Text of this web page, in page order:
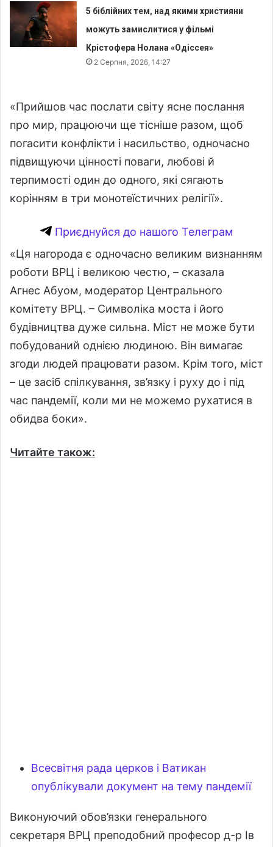
5 біблійних тем, над якими християни
можуть замислитися у фільмі
Крістофера Нолана «Одіссея»
2 Серпня, 2026, 14:27
«Прийшов час послати світу ясне послання
про мир, працюючи ще тісніше разом, щоб
погасити конфлікти і насильство, одночасно
підвищуючи цінності поваги, любові й
терпимості один до одного, які сягають
корінням в три монотеїстичних релігії».
Приєднуйся до нашого Телеграм
«Ця нагорода є одночасно великим визнанням
роботи ВРЦ і великою честю, – сказала
Агнес Абуом, модератор Центрального
комітету ВРЦ. – Символіка моста і його
будівництва дуже сильна. Міст не може бути
побудований однією людиною. Він вимагає
згоди людей працювати разом. Крім того, міст
– це засіб спілкування, зв’язку і руху до і під
час пандемії, коли ми не можемо рухатися в
обидва боки».
Читайте також:
Всесвітня рада церков і Ватикан
опублікували документ на тему пандемії
Виконуючий обов’язки генерального
секретаря ВРЦ преподобний професор д-р Ів